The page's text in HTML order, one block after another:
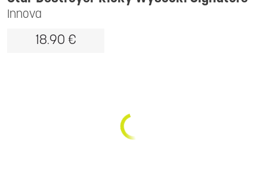
Innova
18.90 €